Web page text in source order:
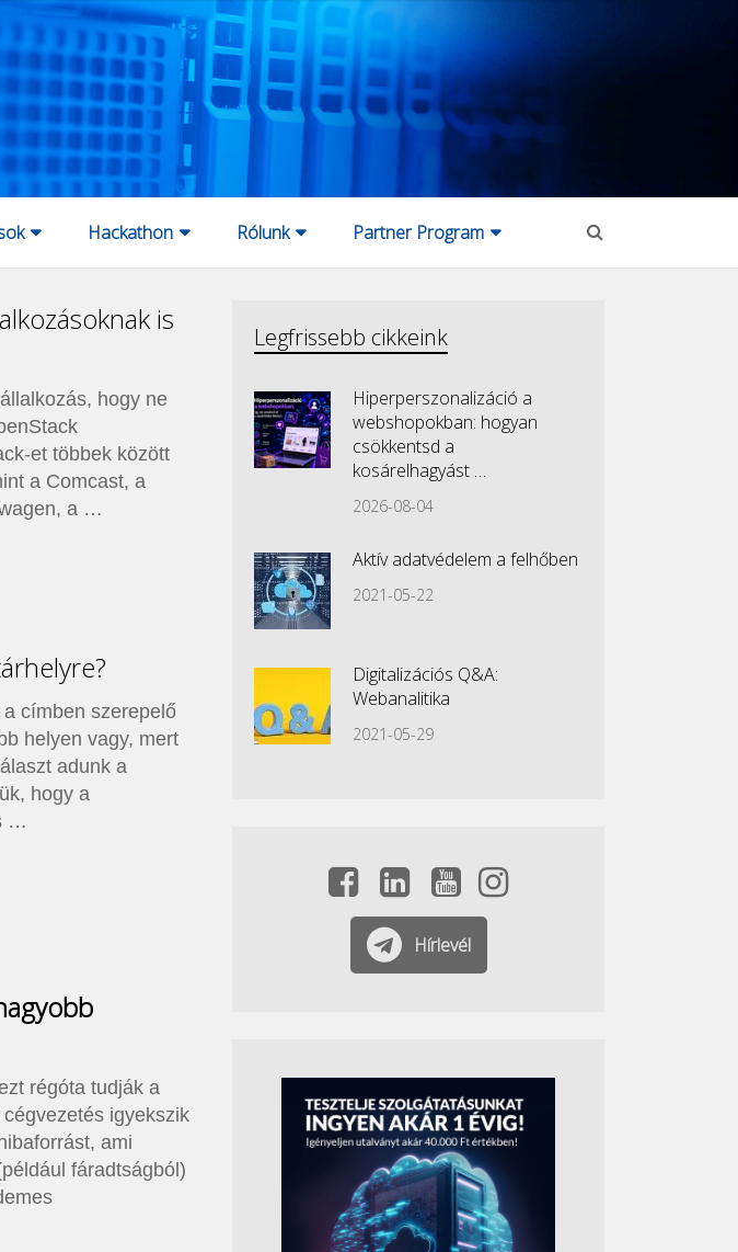
Hackathon Rólunk Partner Program
is
hogy ne
et többek között
a Comcast, a
a …
címben szerepelő
helyen vagy, mert
adunk a
hogy a
…
régóta tudják a
igyekszik
ami
fáradtságból)
Legfrissebb cikkeink
Hiperperszonalizáció a
webshopokban: hogyan
csökkentsd a
kosárelhagyást …
2026-08-04
Aktív adatvédelem a felhőben
2021-05-22
Digitalizációs Q&A:
Webanalitika
2021-05-29
Hírlevél